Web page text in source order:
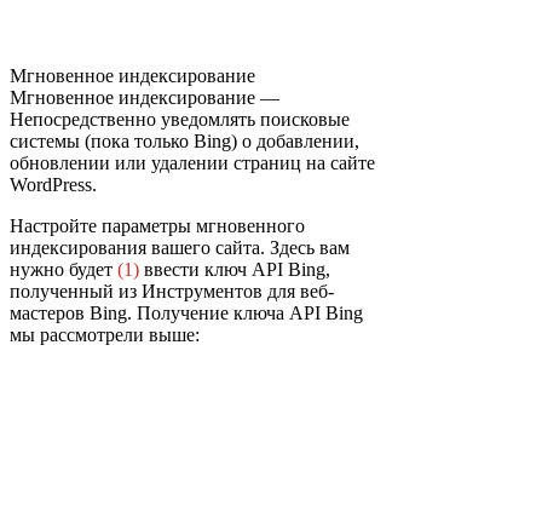
Мгновенное индексирование
Мгновенное индексирование —
Непосредственно уведомлять поисковые
системы (пока только Bing) о добавлении,
обновлении или удалении страниц на сайте
WordPress.
Настройте параметры мгновенного
индексирования вашего сайта. Здесь вам
нужно будет (1) ввести ключ API Bing,
полученный из Инструментов для веб-
мастеров Bing. Получение ключа API Bing
мы рассмотрели выше: